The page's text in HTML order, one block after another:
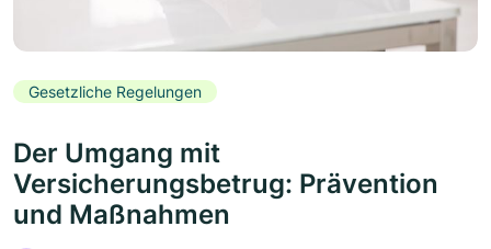
Gesetzliche Regelungen
Der Umgang mit
Versicherungsbetrug: Prävention
und Maßnahmen